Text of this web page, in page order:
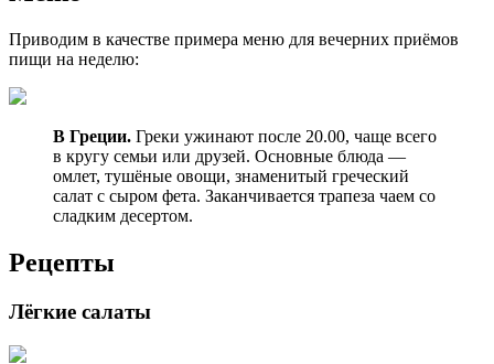
Приводим в качестве примера меню для вечерних приёмов
пищи на неделю:
В Греции. Греки ужинают после 20.00, чаще всего
в кругу семьи или друзей. Основные блюда —
омлет, тушёные овощи, знаменитый греческий
салат с сыром фета. Заканчивается трапеза чаем со
сладким десертом.
Рецепты
Лёгкие салаты